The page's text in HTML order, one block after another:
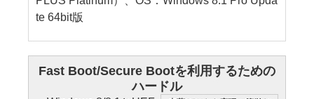
te 64bit版
Fast Boot/Secure Bootを利用するための
ハードル